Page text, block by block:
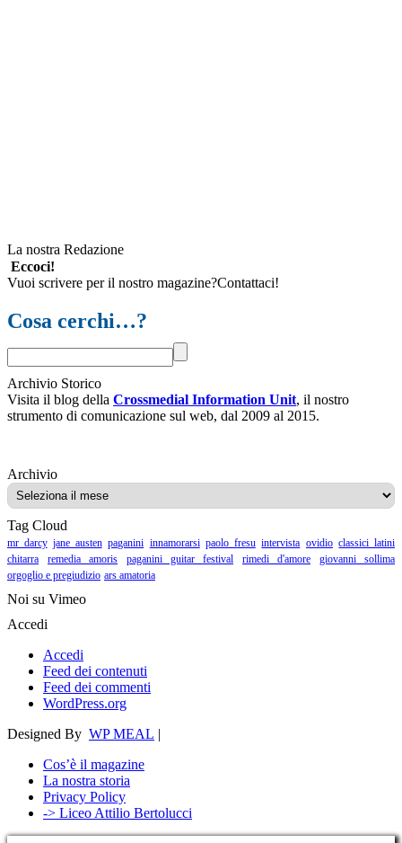
La nostra Redazione
Eccoci!
Vuoi scrivere per il nostro magazine?Contattaci!
Cosa cerchi…?
Archivio Storico
Visita il blog della Crossmedial Information Unit, il nostro
strumento di comunicazione sul web, dal 2009 al 2015.
ArchivioArchivio
Tag Cloud
mr darcy jane austen paganini innamorarsi paolo fresu intervista ovidio classici latini
chitarra
remedia amoris paganini guitar festival rimedi d'amore
giovanni sollima
orgoglio e pregiudizio ars amatoria
Noi su Vimeo
Accedi
Accedi
Feed dei contenuti
Feed dei commenti
WordPress.org
Designed By WP MEAL |
Cos’è il magazine
La nostra storia
Privacy Policy
-> Liceo Attilio Bertolucci